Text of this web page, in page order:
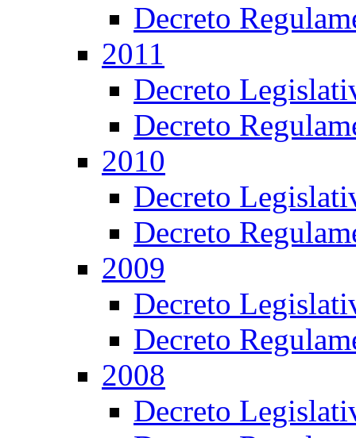
Decreto
2011
Decreto
Decreto
2010
Decreto
Decreto
2009
Decreto
Decreto
2008
Decreto